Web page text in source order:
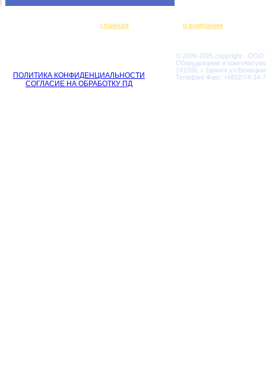
главная о компании
ПОЛИТИКА КОНФИДЕНЦИАЛЬНОСТИ
СОГЛАСИЕ НА ОБРАБОТКУ ПД
© 2009-2025 copyright - ООО
Оборудование и
241000, г. Брянск
Телефон/ Факс: (4832)74-34-